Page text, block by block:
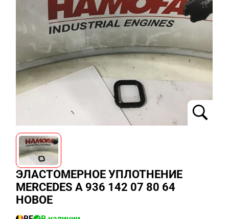
ЭЛАСТОМЕРНОЕ УПЛОТНЕНИЕ
MERCEDES A 936 142 07 80 64
НОВОЕ